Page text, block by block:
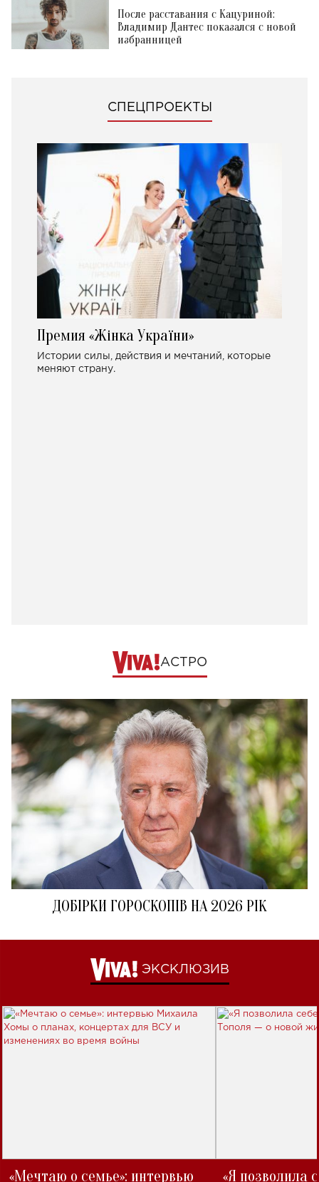
После расставания с Кацуриной:
Владимир Дантес показался с новой
избранницей
СПЕЦПРОЕКТЫ
Премия «Жінка України»
Истории силы, действия и мечтаний, которые
меняют страну.
АСТРО
ДОБІРКИ ГОРОСКОПІВ НА 2026 РІК
ЭКСКЛЮЗИВ
«Мечтаю о семье»: интервью «Я позволила